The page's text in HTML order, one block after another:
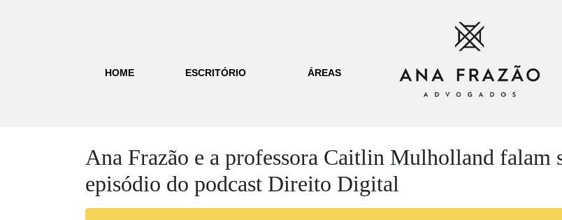
HOME ESCRITÓRIO ÁREAS
Ana Frazão e a professora Caitlin Mulholland falam
episódio do podcast Direito Digital